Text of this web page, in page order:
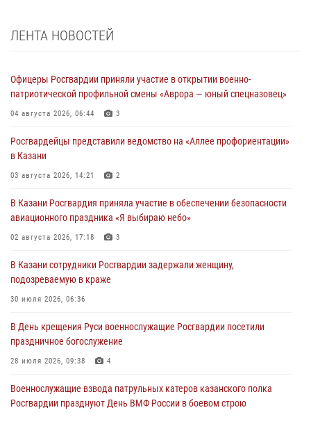
ЛЕНТА НОВОСТЕЙ
Офицеры Росгвардии приняли участие в открытии военно-
патриотической профильной смены «Аврора — юный спецназовец»
04 августа 2026, 06:44 3
Росгвардейцы представили ведомство на «Аллее профориентации»
в Казани
03 августа 2026, 14:21 2
В Казани Росгвардия приняла участие в обеспечении безопасности
авиационного праздника «Я выбираю небо»
02 августа 2026, 17:18 3
В Казани сотрудники Росгвардии задержали женщину,
подозреваемую в краже
30 июля 2026, 06:36
В День крещения Руси военнослужащие Росгвардии посетили
праздничное богослужение
28 июля 2026, 09:38 4
Военнослужащие взвода патрульных катеров казанского полка
Росгвардии празднуют День ВМФ России в боевом строю